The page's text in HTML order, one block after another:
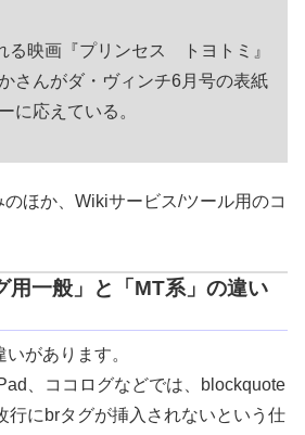
る映画『プリンセス トヨトミ』
さんがダ・ヴィンチ6月号の表紙
に応えている。
ほか、Wikiサービス/ツール用のコ
用一般」と「MT系」の違い
があります。
、ココログなどでは、blockquote
行にbrタグが挿入されないという仕